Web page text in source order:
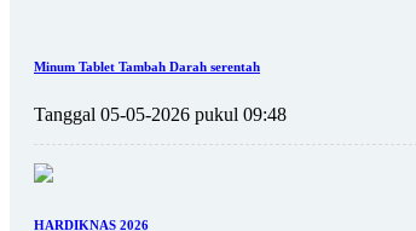
Minum Tablet Tambah Darah serentah
Tanggal 05-05-2026 pukul 09:48
HARDIKNAS 2026